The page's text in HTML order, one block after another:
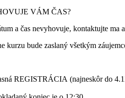
VÁM ČAS?
a čas nevyhovuje, kontaktujte ma
kurzu bude zaslaný všetkým
REGISTRÁCIA (najneskôr do